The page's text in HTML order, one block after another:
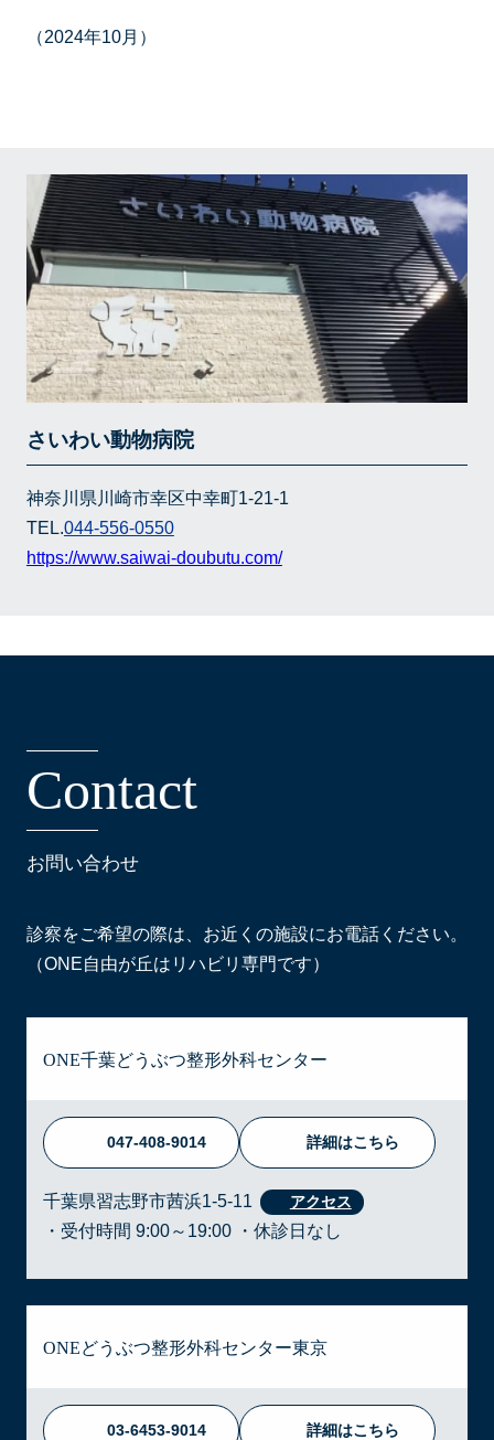
（2024年10月）
さいわい動物病院
神奈川県川崎市幸区中幸町1-21-1
TEL.044-556-0550
https://www.saiwai-doubutu.com/
Contact
お問い合わせ
診察をご希望の際は、お近くの施設にお電話ください。
（ONE自由が丘はリハビリ専門です）
ONE千葉どうぶつ整形外科センター
047-408-9014 詳細はこちら
千葉県習志野市茜浜1-5-11
・受付時間 9:00～19:00 ・休診日なし
ONEどうぶつ整形外科センター東京
03-6453-9014 詳細はこちら